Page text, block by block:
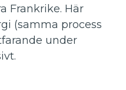
Frankrike. Här
(samma process
under